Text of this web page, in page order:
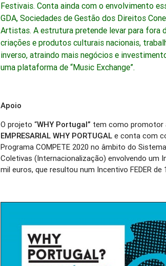
Festivais. Conta ainda com o envolvimento
GDA, Sociedades de Gestão dos Direitos
Artistas. A estrutura pretende levar para fora
criações e produtos culturais nacionais,
inverso, atraindo mais negócios e
uma plataforma de “Music Exchange”.
Apoio
O projeto “WHY Portugal” tem como
EMPRESARIAL WHY PORTUGALe conta com
Programa COMPETE 2020 no âmbito do
Coletivas (Internacionalização) envolvendo um
mil euros, que resultou num Incentivo FEDER de